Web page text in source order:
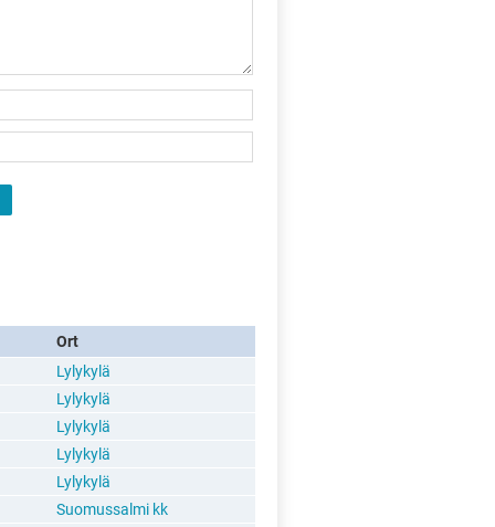
Ort
Lylykylä
Lylykylä
Lylykylä
Lylykylä
Lylykylä
Suomussalmi kk